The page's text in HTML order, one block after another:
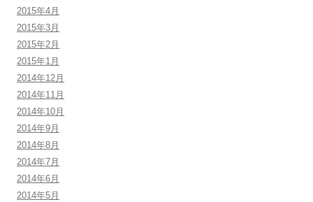
2015年4月
2015年3月
2015年2月
2015年1月
2014年12月
2014年11月
2014年10月
2014年9月
2014年8月
2014年7月
2014年6月
2014年5月